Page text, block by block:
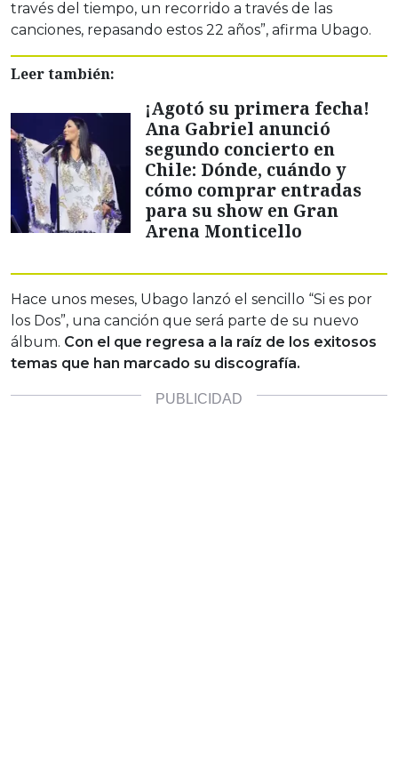
través del tiempo, un recorrido a través de las
canciones, repasando estos 22 años”, afirma Ubago.
Leer también:
¡Agotó su primera fecha!
Ana Gabriel anunció
segundo concierto en
Chile: Dónde, cuándo y
cómo comprar entradas
para su show en Gran
Arena Monticello
Hace unos meses, Ubago lanzó el sencillo “Si es por
los Dos”, una canción que será parte de su nuevo
álbum. Con el que regresa a la raíz de los exitosos
temas que han marcado su discografía.